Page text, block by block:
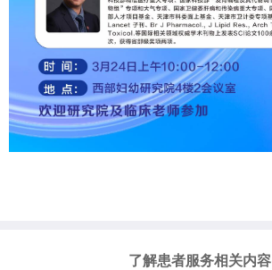
了解患者服务相关内容